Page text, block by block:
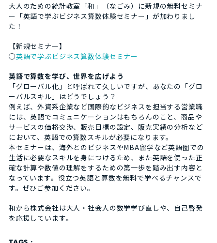
大人のための統計教室「和」（なごみ）に新規の無料セミナ
ー「英語で学ぶビジネス算数体験セミナー」が加わりまし
た！
【新規セミナー】
○英語で学ぶビジネス算数体験セミナー
英語で算数を学び、世界を広げよう
「グローバル化」と呼ばれて久しいですが、あなたの「グロ
ーバルスキル」はどうでしょう？
例えば、外資系企業など国際的なビジネスを担当する営業職
には、英語でコミュニケーションはもちろんのこと、商品や
サービスの価格交渉、販売目標の設定、販売実績の分析など
において、英語での算数スキルが必要になります。
本セミナーは、海外とのビジネスやMBA留学など英語圏での
生活に必要なスキルを身につけるため、また英語を使った正
確な計算や数値の理解をするための第一歩を踏み出す内容と
なっています。役立つ英語と算数を無料で学べるチャンスで
す。ぜひご参加ください。
和から株式会社は大人・社会人の数学学び直しや、自己啓発
を応援しています。